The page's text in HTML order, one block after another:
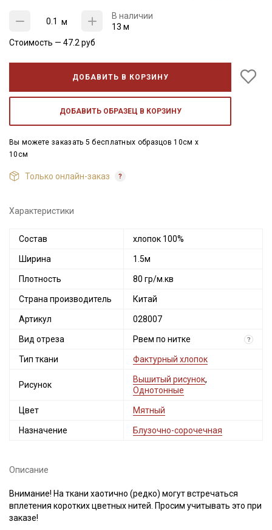
м
В наличии
13 м
Стоимость — 47.2 руб
ДОБАВИТЬ В КОРЗИНУ
ДОБАВИТЬ ОБРАЗЕЦ В КОРЗИНУ
Вы можете заказать 5 бесплатных образцов 10см x
10см
Только онлайн-заказ
Характеристики
Состав хлопок 100%
Ширина 1.5м
Плотность 80 гр/м.кв
Страна производитель Китай
Артикул 028007
Вид отреза Рвем по нитке ?
Тип ткани Фактурный хлопок
Рисунок
Вышитый рисунок,
Однотонные
Цвет Мятный
Назначение Блузочно-сорочечная
Описание
Внимание! На ткани хаотично (редко) могут встречаться
вплетения коротких цветных нитей. Просим учитывать это при
заказе!